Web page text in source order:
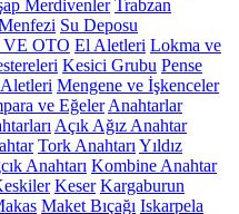
Merdivenler Trabzan
Su Deposu
OTO El Aletleri Lokma ve
Kesici Grubu Pense
Aletleri Mengene ve İşkenceler
ve Eğeler Anahtarlar
Açık Ağız Anahtar
Tork Anahtarı Yıldız
Anahtarı Kombine Anahtar
Keser Kargaburun
Maket Bıçağı Iskarpela